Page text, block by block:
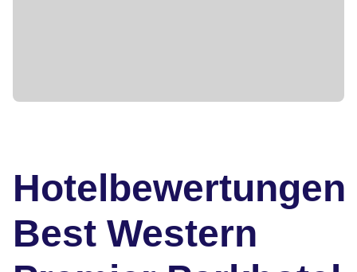
Hotelbewertungen
Best Western